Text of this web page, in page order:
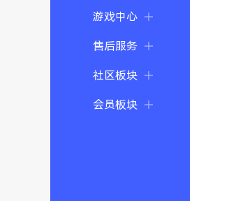
游戏中心
售后服务
社区板块
会员板块